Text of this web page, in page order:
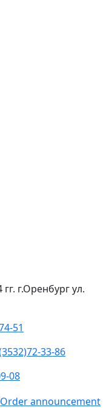
г.Оренбург ул.
51
33-86
08